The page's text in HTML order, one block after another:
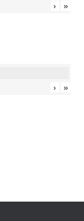
› »
› »